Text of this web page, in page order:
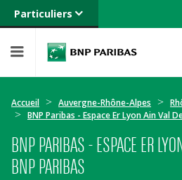
Particuliers
Banque privée
Entreprises
Accueil Auvergne-Rhône-Alpes
BNP Paribas - Espace Er Lyon Ain Val
BNP PARIBAS - ESPACE ER
BNP PARIBAS